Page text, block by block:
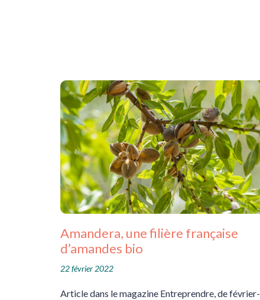
Amandera, une filière française
d’amandes bio
22 février 2022
Article dans le magazine Entreprendre, de février-